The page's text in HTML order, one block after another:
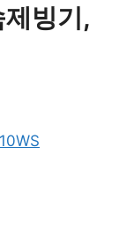
빙기,